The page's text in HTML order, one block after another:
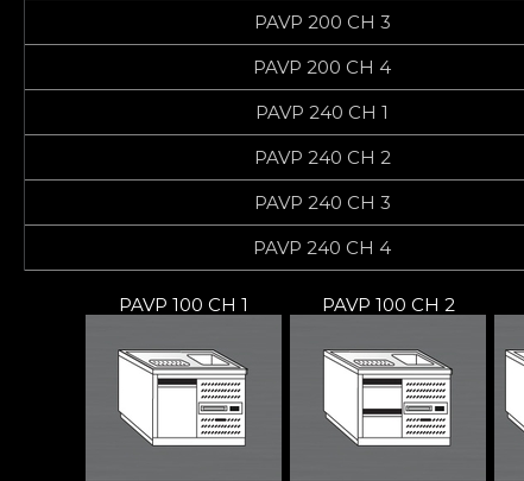
PAVP 200 CH 3
PAVP 200 CH 4
PAVP 240 CH 1
PAVP 240 CH 2
PAVP 240 CH 3
PAVP 240 CH 4
PAVP 100 CH 1 PAVP 100 CH 2